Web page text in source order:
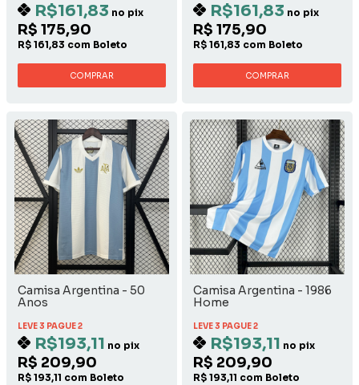
R$161,83 no pix
R$ 175,90
R$ 161,83 com Boleto
COMPRAR
R$161,83 no pix
R$ 175,90
R$ 161,83 com Boleto
COMPRAR
Camisa Argentina - 50
Anos
LEVE 3 PAGUE 2
R$193,11 no pix
R$ 209,90
R$ 193,11 com Boleto
Camisa Argentina - 1986
Home
LEVE 3 PAGUE 2
R$193,11 no pix
R$ 209,90
R$ 193,11 com Boleto